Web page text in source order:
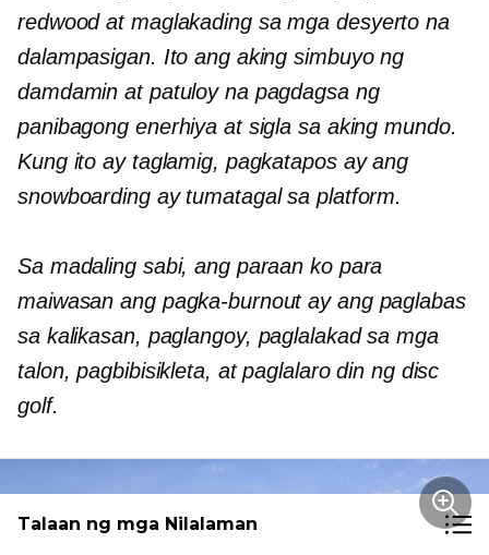
redwood at maglakadingsa mga desyerto na
dalampasigan. Ito ang aking simbuyo ng
damdamin at patuloy na pagdagsa ng
panibagong enerhiya at sigla sa aking mundo.
Kung ito ay taglamig, pagkatapos ay ang
snowboarding ay tumatagal sa platform.
Sa madaling sabi, ang paraan ko para
maiwasan ang pagka-burnout ay ang paglabas
sa kalikasan, paglangoy, paglalakad sa mga
talon, pagbibisikleta, at paglalaro din ng disc
golf.
Talaan ng mga Nilalaman